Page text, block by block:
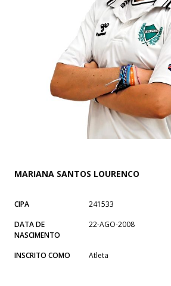
MARIANA SANTOS LOURENCO
CIPA
241533
DATA DE
NASCIMENTO
22-AGO-2008
INSCRITO COMO Atleta